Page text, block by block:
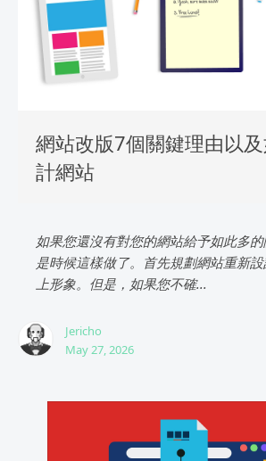
網站改版7個關鍵理由以
計網站
如果您還沒有對您的網站給予如此多
是時候這樣做了。首先規劃網站重新
上形象。但是，如果您不確...
Jericho
May 27, 2026